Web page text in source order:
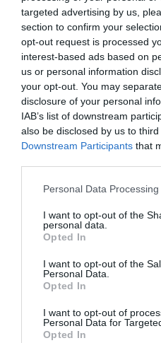
targeted advertising by us,
section to confirm your
opt-out request is processed
interest-based ads based on
us or personal information
your opt-out. You may
disclosure of your personal
IAB’s list of downstream
also be disclosed by us to
Downstream Participants that
Personal Data
I want to opt-out of the
personal data.
Opted In
I want to opt-out of the
Personal Data.
Opted In
I want to opt-out of
Personal Data for
Opted In
Ομαδική έκθεση
στο Μουσείο
Σύγχρονης
Τέχνης Κρήτης
ΤΕΧΝΕΣ / ΝΕΑ
«Το Ποίημα
Επιστρέφει σε